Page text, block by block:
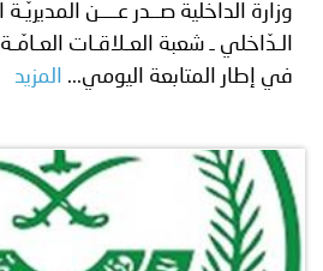
وزارة الداخلية صــدر عــــن
الـدّاخلي ـ شعبة العـلاقـات العـامّـة
في إطار المتابعة اليومي...
المزيد